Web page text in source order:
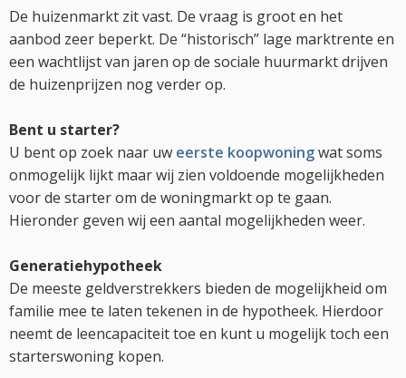
De huizenmarkt zit vast. De vraag is groot en het
aanbod zeer beperkt. De “historisch” lage marktrente en
een wachtlijst van jaren op de sociale huurmarkt drijven
de huizenprijzen nog verder op.
Bent u starter?
U bent op zoek naar uw eerste koopwoningwat soms
onmogelijk lijkt maar wij zien voldoende mogelijkheden
voor de starter om de woningmarkt op te gaan.
Hieronder geven wij een aantal mogelijkheden weer.
Generatiehypotheek
De meeste geldverstrekkers bieden de mogelijkheid om
familie mee te laten tekenen in de hypotheek. Hierdoor
neemt de leencapaciteit toe en kunt u mogelijk toch een
starterswoning kopen.